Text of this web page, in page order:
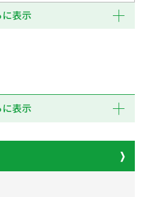
に表示
に表示